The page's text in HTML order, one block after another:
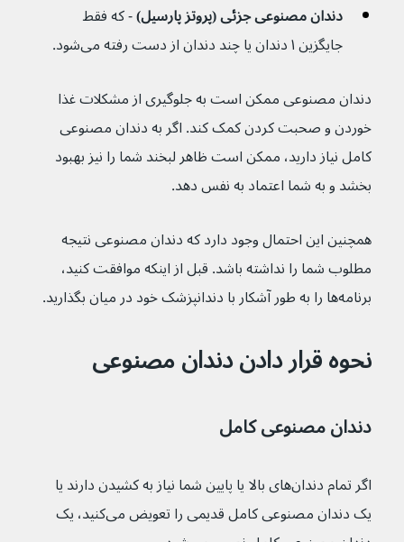
دندان مصنوعی جزئی (پروتز پارسیل) - که فقط
جایگزین ۱ دندان یا چند دندان از دست رفته می‌شود.
دندان مصنوعی ممکن است به جلوگیری از مشکلات غذا
خوردن و صحبت کردن کمک کند. اگر به دندان مصنوعی
کامل نیاز دارید، ممکن است ظاهر لبخند شما را نیز بهبود
بخشد و به شما اعتماد به نفس دهد.
همچنین این احتمال وجود دارد که دندان مصنوعی نتیجه
مطلوب شما را نداشته باشد. قبل از اینکه موافقت کنید،
برنامه‌ها را به طور آشکار با دندانپزشک خود در میان بگذارید.
نحوه قرار دادن دندان مصنوعی
دندان مصنوعی کامل
اگر تمام دندان‌های بالا یا پایین شما نیاز به کشیدن دارند یا
یک دندان مصنوعی کامل قدیمی را تعویض می‌کنید، یک